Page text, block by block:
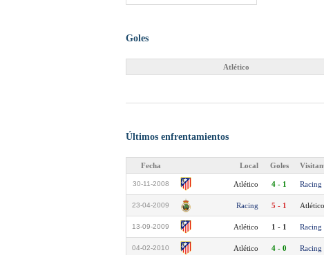
Goles
Atlético
Últimos enfrentamientos
Fecha Local Goles
30-11-2008 Atlético 4 - 1 Racing
23-04-2009 Racing 5 - 1 Atlético
13-09-2009 Atlético 1 - 1 Racing
04-02-2010 Atlético 4 - 0 Racing